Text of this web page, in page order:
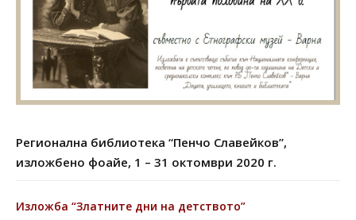
Регионална библиотека “Пенчо Славейков”,
изложбено фоайе, 1 – 31 октомври 2020 г.
Изложба “Златните дни на детството”